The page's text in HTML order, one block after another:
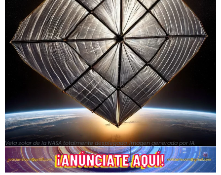
Vela solar de la NASA totalmente desplegada. Imagen generada por IA.